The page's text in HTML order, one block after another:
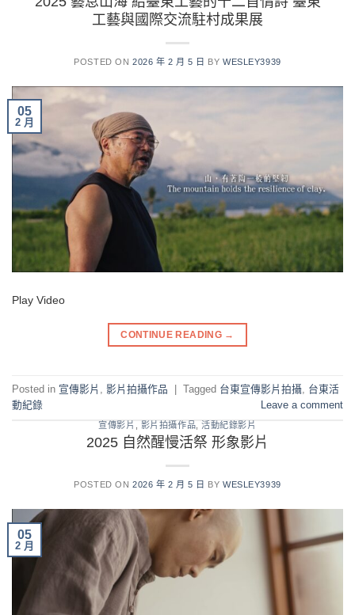
工藝與國際交流駐村成果展
POSTED ON 2026 年 2 月 5 日 BYWESLEY3939
05
2 月
Play Video
CONTINUE READING →
Posted in 宣傳影片 影片拍攝作品 Tagged 台東宣傳影片拍攝 台東活
動紀錄
Leave a comment
宣傳影片 影片拍攝作品 ,活動紀錄影片
2025 自然醒慢活祭 形象影片
POSTED ON 2026 年 2 月 5 日 BYWESLEY3939
05
2 月